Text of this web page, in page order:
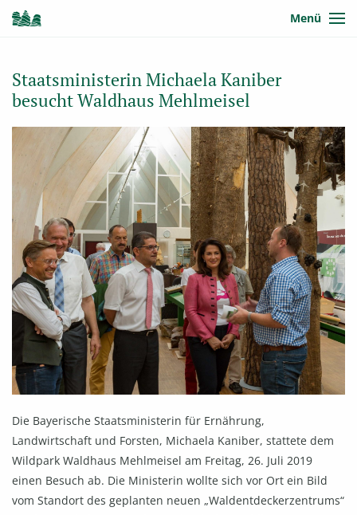
Menü
Staatsministerin Michaela Kaniber
besucht Waldhaus Mehlmeisel
Die Bayerische Staatsministerin für Ernährung,
Landwirtschaft und Forsten, Michaela Kaniber, stattete dem
Wildpark Waldhaus Mehlmeisel am Freitag, 26. Juli 2019
einen Besuch ab. Die Ministerin wollte sich vor Ort ein Bild
vom Standort des geplanten neuen „Waldentdeckerzentrums“